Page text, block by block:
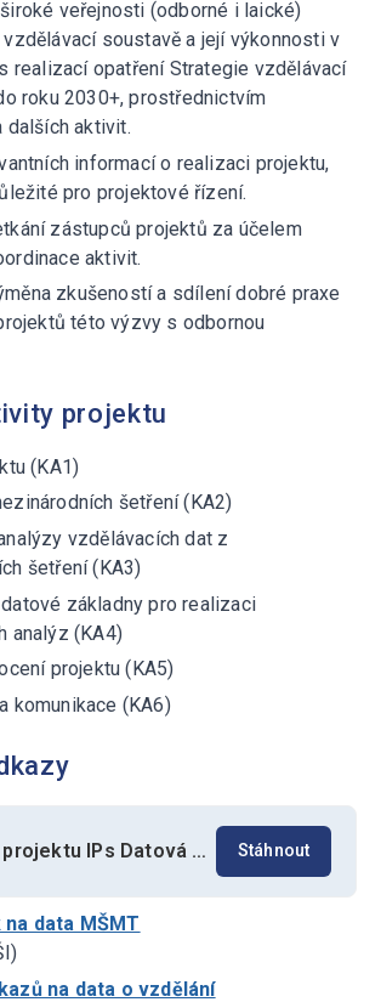
veřejnosti (odborné i laické)
soustavě a její výkonnosti v
realizací opatření Strategie vzdělávací
roku 2030+, prostřednictvím
dalších aktivit.
informací o realizaci projektu,
pro projektové řízení.
zástupců projektů za účelem
aktivit.
zkušeností a sdílení dobré praxe
této výzvy s odbornou
projektu
(KA1)
šetření (KA2)
vzdělávacích dat z
šetření (KA3)
základny pro realizaci
analýz (KA4)
projektu (KA5)
komunikace (KA6)
Charta projektu IPs Datová politika (platná k 24.1.2023) Stáhnout
data MŠMT
na data o vzdělání